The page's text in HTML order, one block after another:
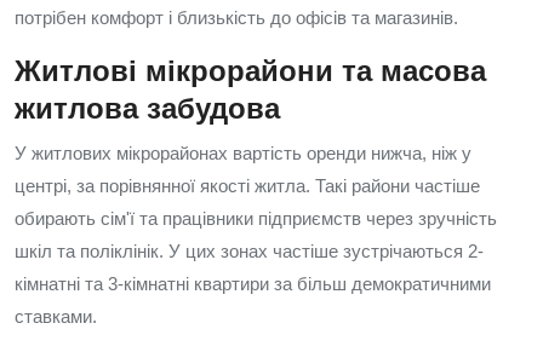
потрібен комфорт і близькість до офісів та магазинів.
Житлові мікрорайони та масова
житлова забудова
У житлових мікрорайонах вартість оренди нижча, ніж у
центрі, за порівнянної якості житла. Такі райони частіше
обирають сім'ї та працівники підприємств через зручність
шкіл та поліклінік. У цих зонах частіше зустрічаються 2-
кімнатні та 3-кімнатні квартири за більш демократичними
ставками.